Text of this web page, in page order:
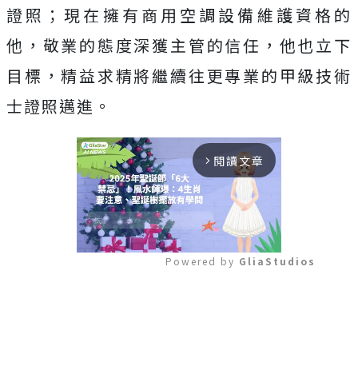
證照；現在擁有商用空調設備維護資格的
他，敬業的態度深獲主管的信任，他也立下
目標，精益求精將繼續往更專業的甲級技術
士證照邁進。
arrow_forward_ios 閱讀文章
Powered by GliaStudios